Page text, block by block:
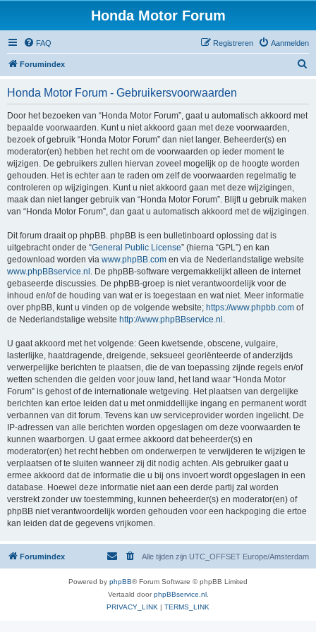
Honda Motor Forum
FAQ Aanmelden
Registreren
Forumindex
Honda Motor Forum - Gebruikersvoorwaarden
Door het bezoeken van “Honda Motor Forum”, gaat u automatisch akkoord met
bepaalde voorwaarden. Kunt u niet akkoord gaan met deze voorwaarden,
bezoek of gebruik “Honda Motor Forum” dan niet langer. Beheerder(s) en
moderator(en) hebben het recht om de voorwaarden op ieder moment te
wijzigen. De gebruikers zullen hiervan zoveel mogelijk op de hoogte worden
gehouden. Het is echter aan te raden om zelf de voorwaarden regelmatig te
controleren op wijzigingen. Kunt u niet akkoord gaan met deze wijzigingen,
maak dan niet langer gebruik van “Honda Motor Forum”. Blijft u gebruik maken
van “Honda Motor Forum”, dan gaat u automatisch akkoord met de wijzigingen.
Dit forum draait op phpBB. phpBB is een bulletinboard oplossing dat is
uitgebracht onder de “General Public License” (hierna “GPL”) en kan
gedownload worden via www.phpBB.com en via de Nederlandstalige website
www.phpBBservice.nl . De phpBB-software vergemakkelijkt alleen de internet
gebaseerde discussies. De phpBB-groep is niet verantwoordelijk voor de
inhoud en/of de houding van wat er is toegestaan en wat niet. Meer informatie
over phpBB, kunt u vinden op de volgende website; https://www.phpbb.com of
de Nederlandstalige website http://www.phpBBservice.nl .
U gaat akkoord met het volgende: Geen kwetsende, obscene, vulgaire,
lasterlijke, haatdragende, dreigende, seksueel georiënteerde of anderzijds
verwerpelijke berichten te plaatsen, die de van toepassing zijnde regels en/of
wetten schenden die gelden voor jouw land, het land waar “Honda Motor
Forum” is gehost of de internationale wetgeving. Het plaatsen van dergelijke
berichten kan ertoe leiden dat u met onmiddellijke ingang en permanent wordt
verbannen van dit forum. Tevens kan uw serviceprovider worden ingelicht. De
IP-adressen van alle berichten worden opgeslagen om deze voorwaarden te
kunnen waarborgen. U gaat ermee akkoord dat beheerder(s) en
moderator(en) het recht hebben om onderwerpen te verwijderen te wijzigen te
verplaatsen of te sluiten wanneer zij dit nodig achten. Als gebruiker gaat u
ermee akkoord dat de informatie die u bij ons invoert wordt opgeslagen in een
database. Hoewel deze informatie niet aan een derde partij zal worden
verstrekt zonder uw toestemming, kunnen beheerder(s) en moderator(en) of
phpBB niet verantwoordelijk worden gehouden voor een hackpoging die ertoe
kan leiden dat de gegevens vrijkomen.
Forumindex Alle tijden zijn UTC_OFFSET Europe/Amsterdam
Powered by phpBB® Forum Software © phpBB Limited
Vertaald doorphpBBservice.nl.
PRIVACY_LINK | TERMS_LINK